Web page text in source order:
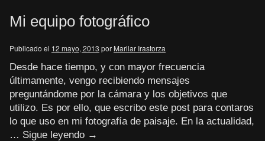
Mi equipo fotográfico
Publicado el 12 mayo, 2013 por Marilar Irastorza
Desde hace tiempo, y con mayor frecuencia
últimamente, vengo recibiendo mensajes
preguntándome por la cámara y los objetivos que
utilizo. Es por ello, que escribo este post para contaros
lo que uso en mi fotografía de paisaje. En la actualidad,
… Sigue leyendo →